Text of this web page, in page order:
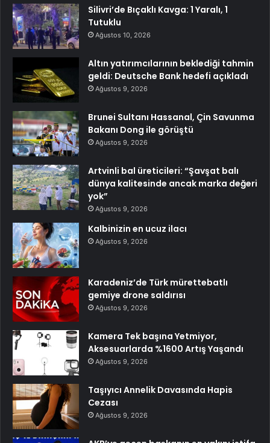
Silivri’de Bıçaklı Kavga: 1 Yaralı, 1
Tutuklu
Ağustos 10, 2026
Altın yatırımcılarının beklediği tahmin
geldi: Deutsche Bank hedefi açıkladı
Ağustos 9, 2026
Brunei Sultanı Hassanal, Çin Savunma
Bakanı Dong ile görüştü
Ağustos 9, 2026
Artvinli bal üreticileri: “Şavşat balı
dünya kalitesinde ancak marka değeri
yok”
Ağustos 9, 2026
Kalbinizin en ucuz ilacı
Ağustos 9, 2026
Karadeniz’de Türk mürettebatlı
gemiye drone saldırısı
Ağustos 9, 2026
Kamera Tek başına Yetmiyor,
Aksesuarlarda %1600 Artış Yaşandı
Ağustos 9, 2026
Taşıyıcı Annelik Davasında Hapis
Cezası
Ağustos 9, 2026